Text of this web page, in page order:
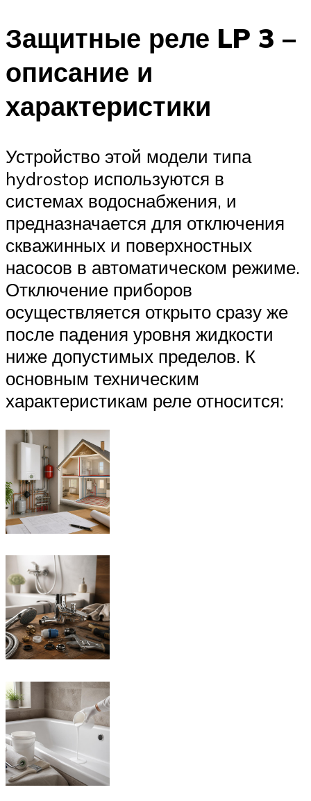
Защитные реле LP 3 –
описание и
характеристики
Устройство этой модели типа
hydrostop используются в
системах водоснабжения, и
предназначается для отключения
скважинных и поверхностных
насосов в автоматическом режиме.
Отключение приборов
осуществляется открыто сразу же
после падения уровня жидкости
ниже допустимых пределов. К
основным техническим
характеристикам реле относится: